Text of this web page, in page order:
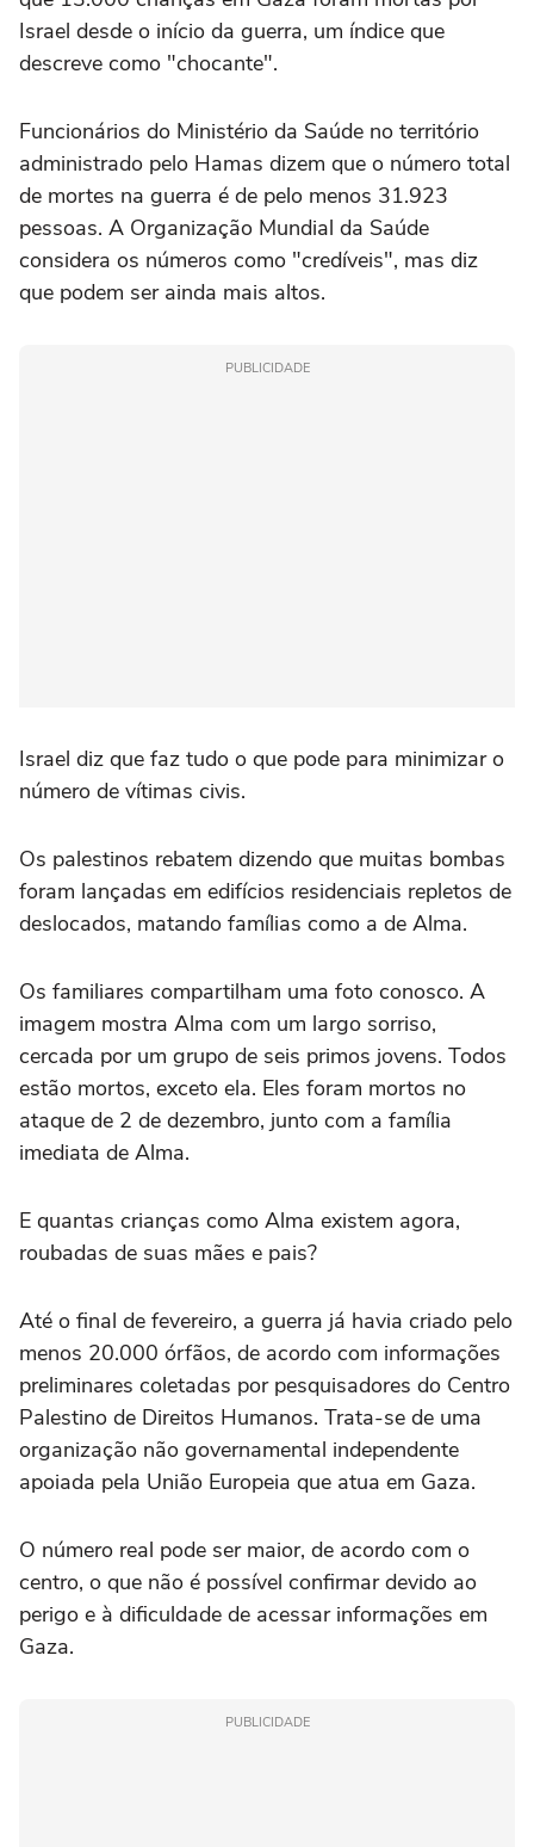
Israel desde o início da guerra, um índice que
descreve como "chocante".
Funcionários do Ministério da Saúde no território
administrado pelo Hamas dizem que o número total
de mortes na guerra é de pelo menos 31.923
pessoas. A Organização Mundial da Saúde
considera os números como "credíveis", mas diz
que podem ser ainda mais altos.
PUBLICIDADE
Israel diz que faz tudo o que pode para minimizar o
número de vítimas civis.
Os palestinos rebatem dizendo que muitas bombas
foram lançadas em edifícios residenciais repletos de
deslocados, matando famílias como a de Alma.
Os familiares compartilham uma foto conosco. A
imagem mostra Alma com um largo sorriso,
cercada por um grupo de seis primos jovens. Todos
estão mortos, exceto ela. Eles foram mortos no
ataque de 2 de dezembro, junto com a família
imediata de Alma.
E quantas crianças como Alma existem agora,
roubadas de suas mães e pais?
Até o final de fevereiro, a guerra já havia criado pelo
menos 20.000 órfãos, de acordo com informações
preliminares coletadas por pesquisadores do Centro
Palestino de Direitos Humanos. Trata-se de uma
organização não governamental independente
apoiada pela União Europeia que atua em Gaza.
O número real pode ser maior, de acordo com o
centro, o que não é possível confirmar devido ao
perigo e à dificuldade de acessar informações em
Gaza.
PUBLICIDADE